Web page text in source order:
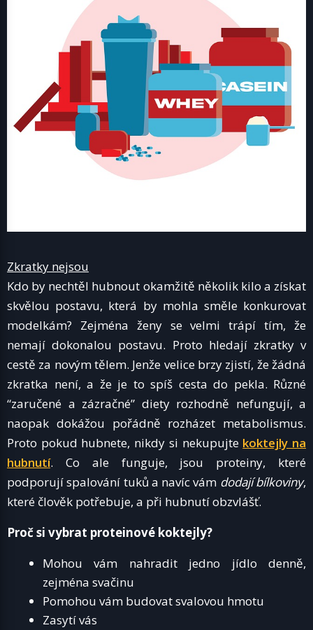
Zkratky nejsou
Kdo by nechtěl hubnout okamžitě několik kilo a získat
skvělou postavu, která by mohla směle konkurovat
modelkám? Zejména ženy se velmi trápí tím, že
nemají dokonalou postavu. Proto hledají zkratky v
cestě za novým tělem. Jenže velice brzy zjistí, že žádná
zkratka není, a že je to spíš cesta do pekla. Různé
“zaručené a zázračné” diety rozhodně nefungují, a
naopak dokážou pořádně rozházet metabolismus.
Proto pokud hubnete, nikdy si nekupujte koktejly na
hubnutí. Co ale funguje, jsou proteiny, které
podporují spalování tuků a navíc vám dodají bílkoviny,
které člověk potřebuje, a při hubnutí obzvlášť.
Proč si vybrat proteinové koktejly?
Mohou vám nahradit jedno jídlo denně,
zejména svačinu
Pomohou vám budovat svalovou hmotu
Zasytí vás